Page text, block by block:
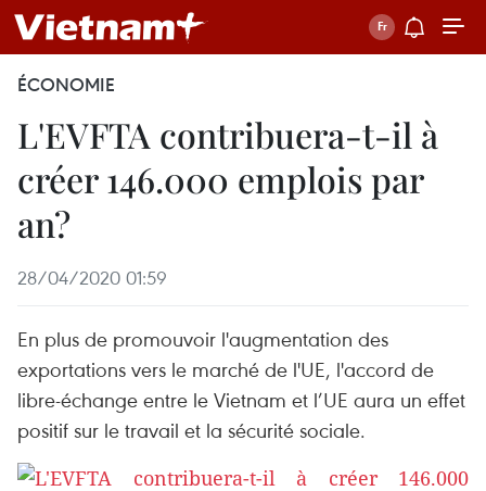
ÉCONOMIE
L'EVFTA contribuera-t-il à
créer 146.000 emplois par
an?
28/04/2020 01:59
En plus de promouvoir l'augmentation des
exportations vers le marché de l'UE, l'accord de
libre-échange entre le Vietnam et l’UE aura un effet
positif sur le travail et la sécurité sociale.